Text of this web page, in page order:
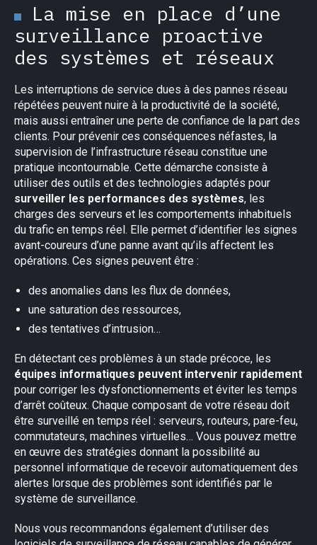
La mise en place d’une
surveillance proactive
des systèmes et réseaux
Les interruptions de service dues à des pannes réseau
répétées peuvent nuire à la productivité de la société,
mais aussi entraîner une perte de confiance de la part des
clients. Pour prévenir ces conséquences néfastes, la
supervision de l’infrastructure réseau constitue une
pratique incontournable. Cette démarche consiste à
utiliser des outils et des technologies adaptés pour
surveiller les performances des systèmes, les
charges des serveurs et les comportements inhabituels
du trafic en temps réel. Elle permet d’identifier les signes
avant-coureurs d’une panne avant qu’ils affectent les
opérations. Ces signes peuvent être :
des anomalies dans les flux de données,
une saturation des ressources,
des tentatives d’intrusion…
En détectant ces problèmes à un stade précoce, les
équipes informatiques peuvent intervenir rapidement
pour corriger les dysfonctionnements et éviter les temps
d’arrêt coûteux. Chaque composant de votre réseau doit
être surveillé en temps réel : serveurs, routeurs, pare-feu,
commutateurs, machines virtuelles… Vous pouvez mettre
en œuvre des stratégies donnant la possibilité au
personnel informatique de recevoir automatiquement des
alertes lorsque des problèmes sont identifiés par le
système de surveillance.
Nous vous recommandons également d’utiliser des